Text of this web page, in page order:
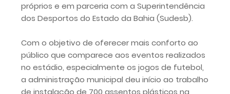
próprios e em parceria com a Superintendência
dos Desportos do Estado da Bahia (Sudesb).
Com o objetivo de oferecer mais conforto ao
público que comparece aos eventos realizados
no estádio, especialmente os jogos de futebol,
a administração municipal deu início ao trabalho
de instalação de 700 assentos plásticos na